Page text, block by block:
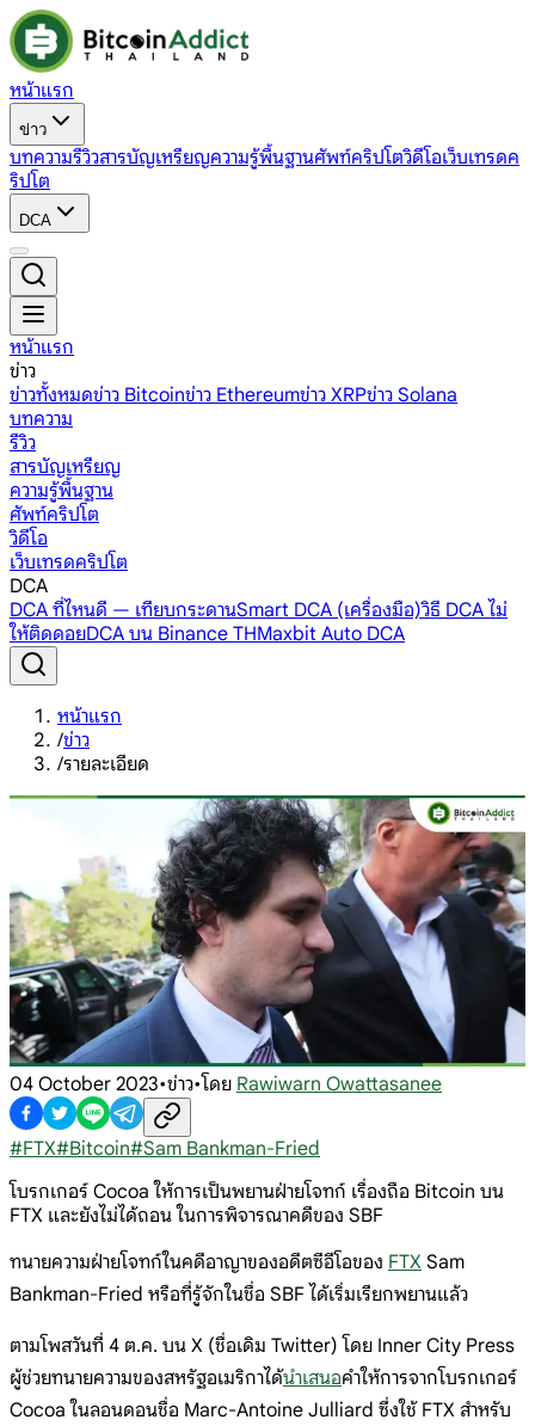
หน้าแรก
ข่าว
บทความรีวิวสารบัญเหรียญความรู้พื้นฐานศัพท์คริปโตวิดีโอเว็บเทรดค
ริปโต
DCA
หน้าแรก
ข่าว
ข่าวทั้งหมดข่าว Bitcoinข่าว Ethereumข่าว XRPข่าว Solana
บทความ
รีวิว
สารบัญเหรียญ
ความรู้พื้นฐาน
ศัพท์คริปโต
วิดีโอ
เว็บเทรดคริปโต
DCA
DCA ที่ไหนดี — เทียบกระดานSmart DCA (เครื่องมือ)วิธี DCA ไม่
ให้ติดดอยDCA บน Binance THMaxbit Auto DCA
หน้าแรก
/ข่าว
/รายละเอียด
04 October 2023•ข่าว•โดย Rawiwarn Owattasanee
#FTX#Bitcoin#Sam Bankman-Fried
โบรกเกอร์ Cocoa ให้การเป็นพยานฝ่ายโจทก์ เรื่องถือ Bitcoin บน
FTX และยังไม่ได้ถอน ในการพิจารณาคดีของ SBF
ทนายความฝ่ายโจทก์ในคดีอาญาของอดีตซีอีโอของ FTX Sam
Bankman-Fried หรือที่รู้จักในชื่อ SBF ได้เริ่มเรียกพยานแล้ว
ตามโพสวันที่ 4 ต.ค. บน X (ชื่อเดิม Twitter) โดย Inner City Press
ผู้ช่วยทนายความของสหรัฐอเมริกาได้นำเสนอคำให้การจากโบรกเกอร์
Cocoa ในลอนดอนชื่อ Marc-Antoine Julliard ซึ่งใช้ FTX สำหรับ